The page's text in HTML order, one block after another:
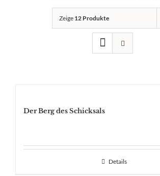
Zeige 12 Produkte
Der Berg des Schicksals
Details